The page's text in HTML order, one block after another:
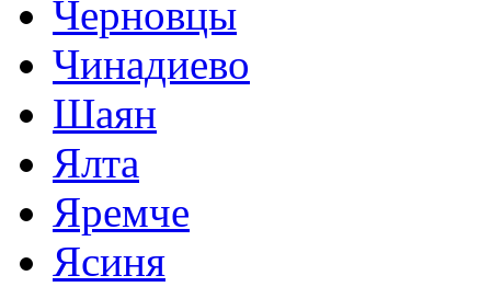
Черновцы
Чинадиево
Шаян
Ялта
Яремче
Ясиня